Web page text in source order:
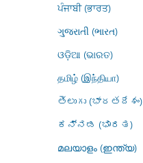
ਪੰਜਾਬੀ (ਭਾਰਤ)
ગુજરાતી (ભારત)
ଓଡ଼ିଆ (ଭାରତ)
தமிழ் (இந்தியா)
తెలుగు (భారతదేశం)
ಕನ್ನಡ (ಭಾರತ)
മലയാളം (ഇന്ത്യ)